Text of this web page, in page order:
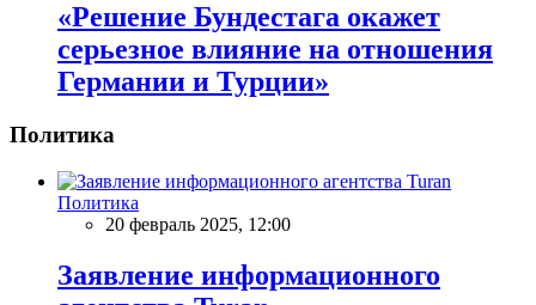
«Решение Бундестага окажет
серьезное влияние на отношения
Германии и Турции»
Политика
Политика
20 февраль 2025, 12:00
Заявление информационного